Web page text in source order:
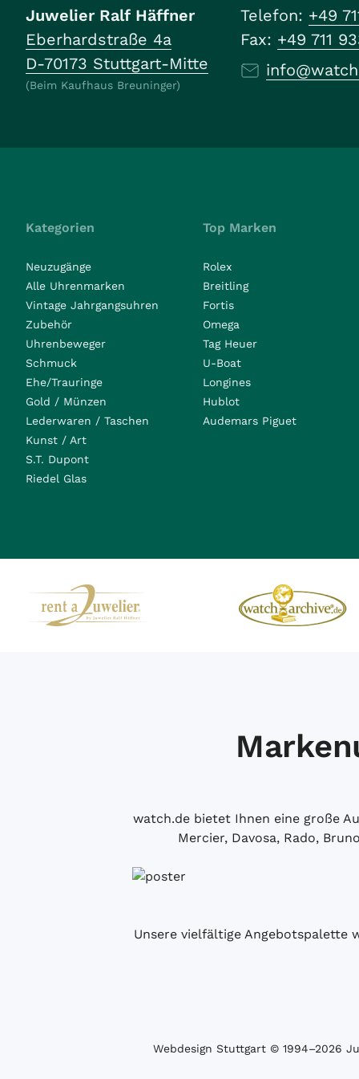
Juwelier Ralf Häffner
Eberhardstraße 4a
D-70173 Stuttgart-Mitte
(Beim Kaufhaus Breuninger)
Telefon: +49
Fax: +49 711
Kategorien
Neuzugänge
Alle Uhrenmarken
Vintage Jahrgangsuhren
Zubehör
Uhrenbeweger
Schmuck
Ehe/Trauringe
Gold / Münzen
Lederwaren / Taschen
Kunst / Art
S.T. Dupont
Riedel Glas
Top Marken
Rolex
Breitling
Fortis
Omega
Tag Heuer
U-Boat
Longines
Hublot
Audemars Piguet
watch.de bietet Ihnen eine große
Mercier, Davosa, Rado,
Unsere vielfältige Angebotspalette
Webdesign Stuttgart© 1994­–2026